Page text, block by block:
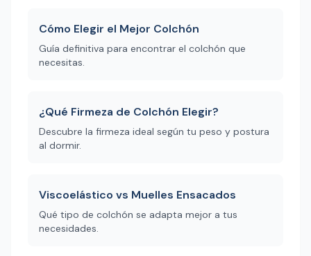
Cómo Elegir el Mejor Colchón
Guía definitiva para encontrar el colchón que
necesitas.
¿Qué Firmeza de Colchón Elegir?
Descubre la firmeza ideal según tu peso y postura
al dormir.
Viscoelástico vs Muelles Ensacados
Qué tipo de colchón se adapta mejor a tus
necesidades.